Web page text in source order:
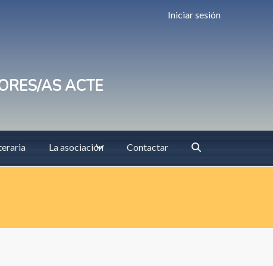
Iniciar sesión
AS ACTE
La asociación Contactar